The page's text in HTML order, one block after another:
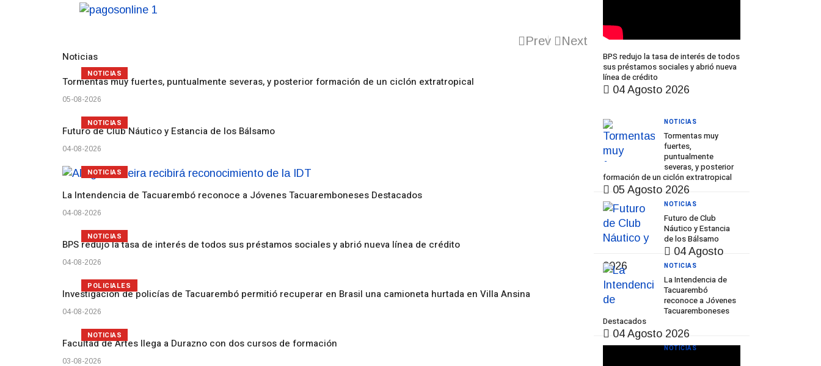
Noticias
Prev Next
Tormentas muy fuertes, puntualmente severas, y posterior formación de un ciclón extratropical
05-08-2026
NOTICIAS
Futuro de Club Náutico y Estancia de los Bálsamo
04-08-2026
NOTICIAS
La Intendencia de Tacuarembó reconoce a Jóvenes Tacuaremboneses Destacados
04-08-2026
NOTICIAS
BPS redujo la tasa de interés de todos sus préstamos sociales y abrió nueva línea de crédito
04-08-2026
NOTICIAS
Investigación de policías de Tacuarembó permitió recuperar en Brasil una camioneta hurtada en Villa Ansina
04-08-2026
POLICIALES
Facultad de Artes llega a Durazno con dos cursos de formación
03-08-2026
NOTICIAS
BPS redujo la tasa de interés de todos
sus préstamos sociales y abrió nueva
línea de crédito
04 Agosto 2026
Tormentas muy
fuertes,
puntualmente
severas, y posterior
formación de un ciclón extratropical
05 Agosto 2026
NOTICIAS
Futuro de Club
Náutico y Estancia
de los Bálsamo
04 Agosto
2026
NOTICIAS
La Intendencia de
Tacuarembó
reconoce a Jóvenes
Tacuaremboneses
Destacados
04 Agosto 2026
NOTICIAS
NOTICIAS